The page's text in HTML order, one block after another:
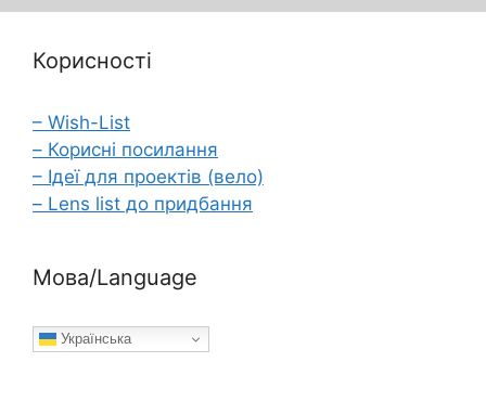
Корисності
– Wish-List
– Корисні посилання
– Ідеї для проектів (вело)
– Lens list до придбання
Мова/Language
Українська